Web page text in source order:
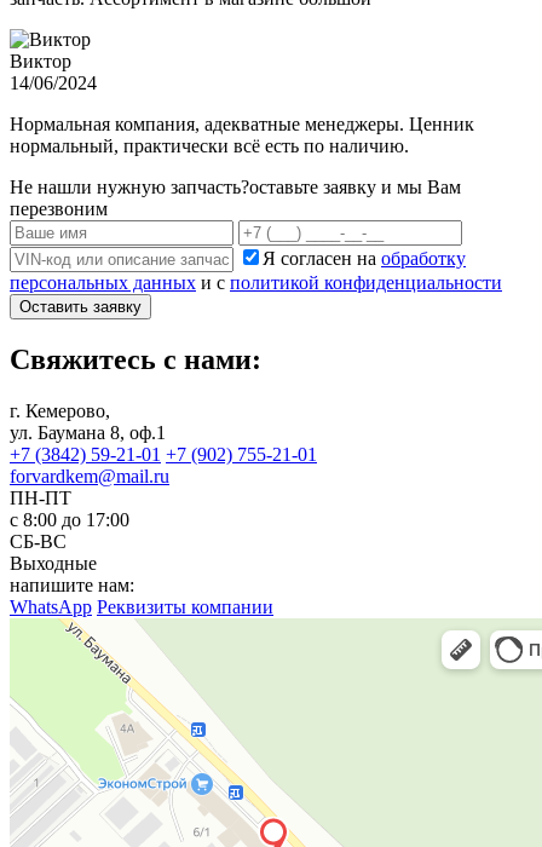
Виктор
14/06/2024
Нормальная компания, адекватные менеджеры. Ценник
нормальный, практически всё есть по наличию.
Не нашли нужную запчасть?оставьте заявку и мы Вам
перезвоним
Я согласен на обработку
персональных данных и с политикой конфиденциальности
Оставить заявку
Свяжитесь с нами:
г. Кемерово,
ул. Баумана 8, оф.1
+7 (3842) 59-21-01 +7 (902) 755-21-01
forvardkem@mail.ru
ПН-ПТ
с 8:00 до 17:00
СБ-ВС
Выходные
напишите нам:
WhatsApp Реквизиты компании